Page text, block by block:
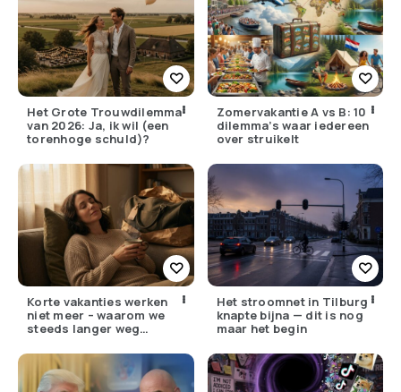
Het Grote Trouwdilemma
van 2026: Ja, ik wil (een
torenhoge schuld)?
Zomervakantie A vs B: 10
dilemma’s waar iedereen
over struikelt
Korte vakanties werken
niet meer – waarom we
steeds langer weg
Het stroomnet in Tilburg
knapte bijna — dit is nog
maar het begin